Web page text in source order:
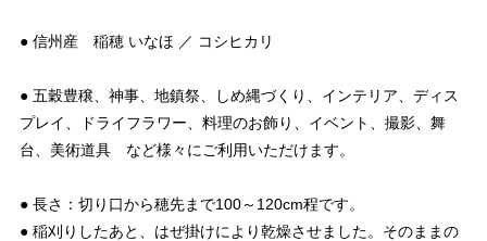
● 信州産 稲穂 いなほ ／ コシヒカリ
● 五穀豊穣、神事、地鎮祭、しめ縄づくり、インテリア、ディス
プレイ、ドライフラワー、料理のお飾り、イベント、撮影、舞
台、美術道具 など様々にご利用いただけます。
● 長さ：切り口から穂先まで100～120cm程です。
● 稲刈りしたあと、はぜ掛けにより乾燥させました。そのままの